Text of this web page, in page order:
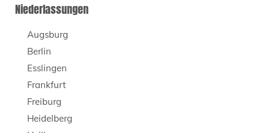
Niederlassungen
Augsburg
Berlin
Esslingen
Frankfurt
Freiburg
Heidelberg